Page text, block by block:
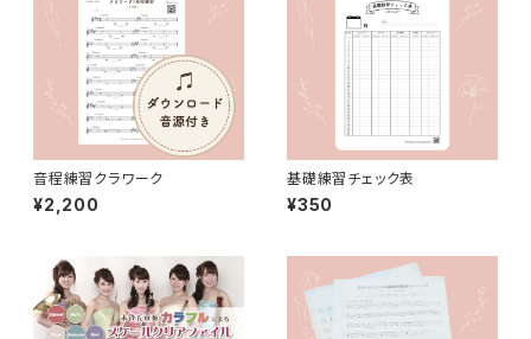
音程練習クラワーク
¥2,200
基礎練習チェック表
¥350